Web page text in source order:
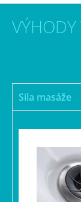
VÝHODY
Sila masáže